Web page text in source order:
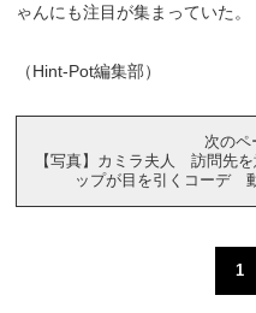
ゃんにも注目が集まっていた。
（Hint-Pot編集部）
次のペ
【写真】カミラ夫人 訪問先
ップが目を引くコーデ
1